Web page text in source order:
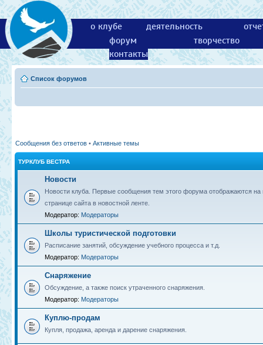
о клубе деятельность
форум
творчество
контакты
Список форумов
Сообщения без ответов • Активные темы
ТУРКЛУБ ВЕСТРА
Новости
Новости клуба. Первые сообщения тем этого форума отображаются на
странице сайта в новостной ленте.
Модератор: Модераторы
Школы туристической подготовки
Расписание занятий, обсуждение учебного процесса и т.д.
Модератор: Модераторы
Снаряжение
Обсуждение, а также поиск утраченного снаряжения.
Модератор: Модераторы
Куплю-продам
Купля, продажа, аренда и дарение снаряжения.